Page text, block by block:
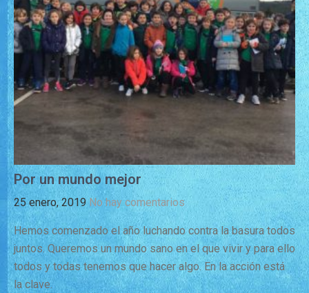
Por un mundo mejor
25 enero, 2019 No hay comentarios
Hemos comenzado el año luchando contra la basura todos
juntos. Queremos un mundo sano en el que vivir y para ello
todos y todas tenemos que hacer algo. En la acción está
la clave.